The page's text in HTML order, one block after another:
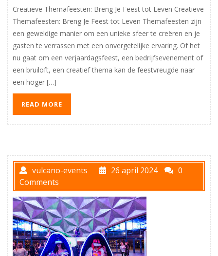
Creatieve Themafeesten: Breng Je Feest tot Leven Creatieve
Themafeesten: Breng Je Feest tot Leven Themafeesten zijn
een geweldige manier om een unieke sfeer te creëren en je
gasten te verrassen met een onvergetelijke ervaring. Of het
nu gaat om een verjaardagsfeest, een bedrijfsevenement of
een bruiloft, een creatief thema kan de feestvreugde naar
een hoger […]
READ MORE
vulcano-events 26 april 2024
0
Comments